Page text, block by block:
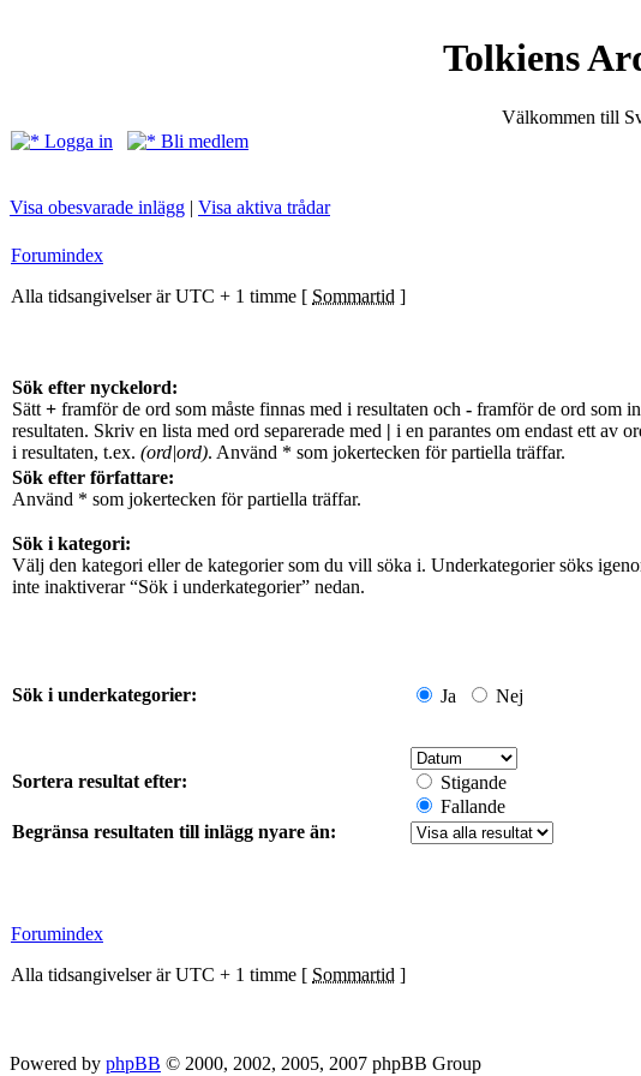
Tolkiens
Välkommen till
Logga in
Bli medlem
Visa obesvarade inlägg | Visa aktiva trådar
Forumindex
Alla tidsangivelser är UTC + 1 timme [ Sommartid ]
Sök efter nyckelord:
Sätt + framför de ord som måste finnas med i resultaten och - framför de ord som
resultaten. Skriv en lista med ord separerade med | i en parantes om endast ett av
i resultaten, t.ex. (ord|ord). Använd * som jokertecken för partiella träffar.
Sök efter författare:
Använd * som jokertecken för partiella träffar.
Sök i kategori:
Välj den kategori eller de kategorier som du vill söka i. Underkategorier söks
inte inaktiverar “Sök i underkategorier” nedan.
Sök i underkategorier: Ja Nej
Sortera resultat efter:
Stigande
Fallande
Begränsa resultaten till inlägg nyare än:
Forumindex
Alla tidsangivelser är UTC + 1 timme [ Sommartid ]
Powered by phpBB © 2000, 2002, 2005, 2007 phpBB Group